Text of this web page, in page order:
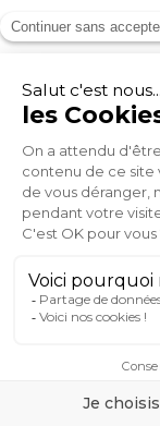
Tabourets de bar
texturé gris et
En stock 1 sem
(36)
- 35%